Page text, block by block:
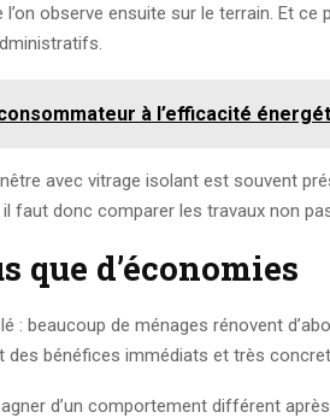
observe ensuite sur le terrain. Et
à l’efficacité
avec vitrage isolant est souvent
faut donc comparer les travaux non
que d’économies
beaucoup de ménages rénovent
bénéfices immédiats et très
d’un comportement différent